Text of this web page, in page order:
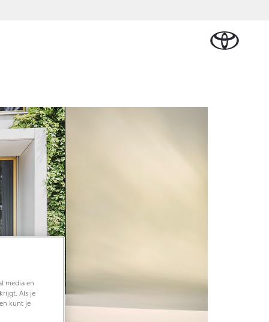
€ 32.995,-
C-HR
ALS PLUG-IN
€ 36.495,-
Onderdelen
Accessoires
Banden
Thuislaadpakketten
Laadpas
Energie en slim laden
Bedrijfswagens op
maat
Financieren of
leasen
Verzekeren
media en
Als je
kunt je